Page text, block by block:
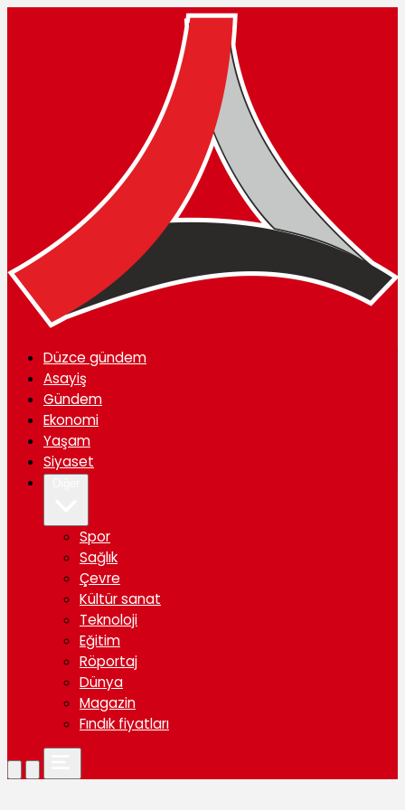
Düzce gündem
Asayiş
Gündem
Ekonomi
Yaşam
Siyaset
Spor
Sağlık
Çevre
Kültür sanat
Teknoloji
Eğitim
Röportaj
Dünya
Magazin
Fındık fiyatları